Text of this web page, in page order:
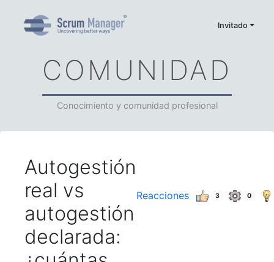
Invitado
COMUNIDAD
Conocimiento y comunidad profesional
Autogestión
real vs
autogestión
declarada:
Reacciones 3 0